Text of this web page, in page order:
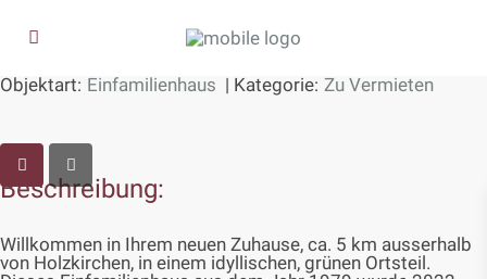
Objektart: Einfamilienhaus | Kategorie: Zu Vermieten
Beschreibung:
Willkommen in Ihrem neuen Zuhause, ca. 5 km ausserhalb
von Holzkirchen, in einem idyllischen, grünen Ortsteil.